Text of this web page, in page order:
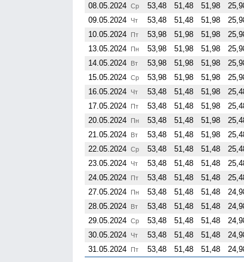
08.05.2024 Ср 53,48 51,48 51,98
09.05.2024
Чт 53,48 51,48 51,98
10.05.2024
Пт 53,98 51,98 51,98
13.05.2024
Пн 53,98 51,98 51,98
14.05.2024
Вт 53,98 51,98 51,98
15.05.2024 Ср 53,98 51,98 51,98
16.05.2024
Чт 53,48 51,48 51,98
17.05.2024
Пт 53,48 51,48 51,98
20.05.2024
Пн 53,48 51,48 51,98
21.05.2024
Вт 53,48 51,48 51,98
22.05.2024 Ср 53,48 51,48 51,48
23.05.2024
Чт 53,48 51,48 51,48
24.05.2024
Пт 53,48 51,48 51,48
27.05.2024
Пн 53,48 51,48 51,48
28.05.2024
Вт 53,48 51,48 51,48
29.05.2024 Ср 53,48 51,48 51,48
30.05.2024
Чт 53,48 51,48 51,48
31.05.2024
Пт 53,48 51,48 51,48